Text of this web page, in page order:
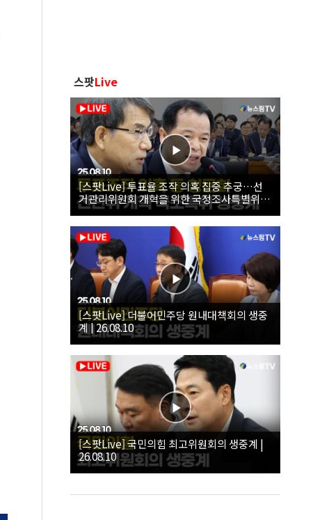
스팟Live
[스팟Live] 투표율 조작 의혹 집중 추궁…선
거관리위원회 개혁을 위한 국정조사특별위원
회 | 26.08.10
[스팟Live] 더불어민주당 원내대책회의 생중
계 | 26.08.10
[스팟Live] 국민의힘 최고위원회의 생중계 |
26.08.10